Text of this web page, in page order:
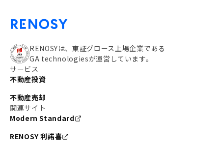
RENOSYは、東証グロース上場企業である
GA technologiesが運営しています。
サービス
不動産投資
不動産売却
関連サイト
Modern Standard
RENOSY 利諾喜